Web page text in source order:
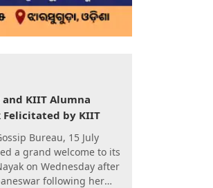
KIIT Alumna
Felicitated by KIIT
Bureau, 15 July
a grand welcome to its
on Wednesday after
following her